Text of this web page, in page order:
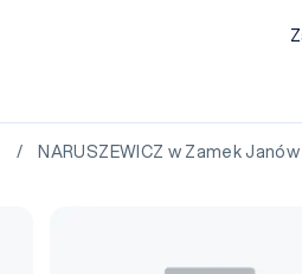
/ NARUSZEWICZ w Zamek Janów